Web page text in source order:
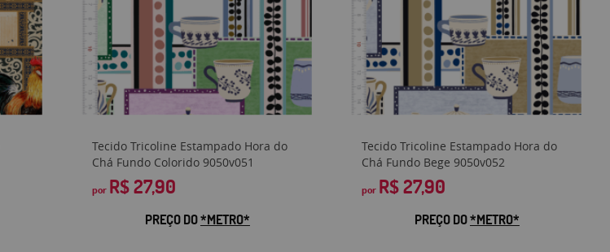
Tecido Tricoline Estampado Hora do
Chá Fundo Colorido 9050v051
por R$ 27,90
PREÇO DO*METRO*
Tecido Tricoline Estampado Hora do
Chá Fundo Bege 9050v052
por R$ 27,90
PREÇO DO*METRO*